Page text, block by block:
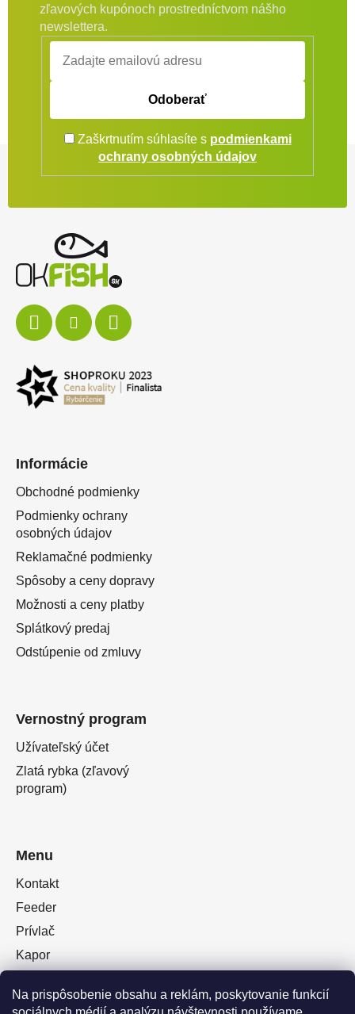
Na prispôsobenie obsahu a reklám, poskytovanie funkcií
zľavových kupónoch prostredníctvom nášho
newslettera.
Odoberať
Zaškrtnutím súhlasíte s podmienkami
ochrany osobných údajov
Informácie
Obchodné podmienky
Podmienky ochrany
osobných údajov
Reklamačné podmienky
Spôsoby a ceny dopravy
Možnosti a ceny platby
Splátkový predaj
Odstúpenie od zmluvy
Vernostný program
Užívateľský účet
Zlatá rybka (zľavový
program)
Menu
Kontakt
Feeder
Prívlač
Kapor
Plávaná